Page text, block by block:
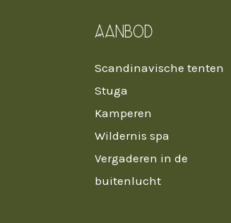
Aanbod
Scandinavische tenten
Stuga
Kamperen
Wildernis spa
Vergaderen in de
buitenlucht